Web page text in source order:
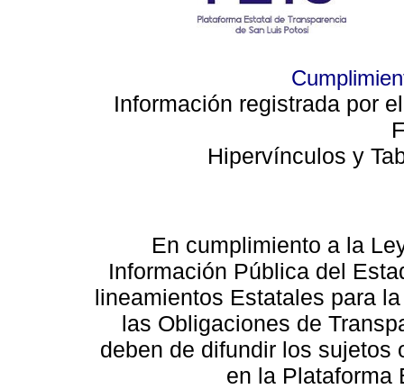
Información registrada por
Hipervínculos y
En cumplimiento a la
Información Pública del
lineamientos Estatales para
las Obligaciones de
deben de difundir los sujetos
en la Plataforma